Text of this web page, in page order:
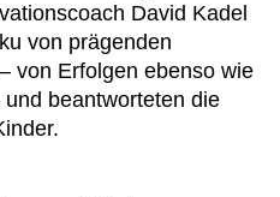
David Kadel
von prägenden
von Erfolgen ebenso wie
beantworteten die